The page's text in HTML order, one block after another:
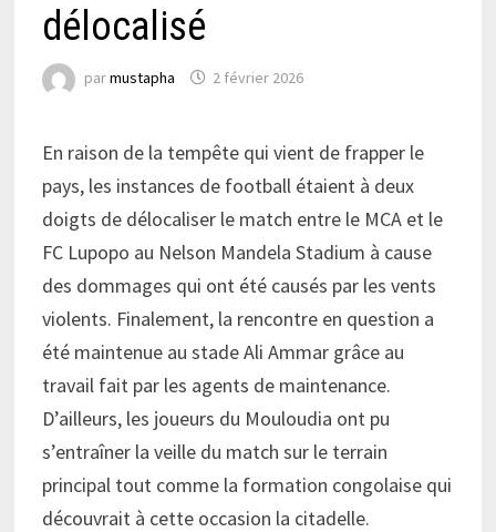
délocalisé
parmustapha 2 février 2026
En raison de la tempête qui vient de frapper le
pays, les instances de football étaient à deux
doigts de délocaliser le match entre le MCA et le
FC Lupopo au Nelson Mandela Stadium à cause
des dommages qui ont été causés par les vents
violents. Finalement, la rencontre en question a
été maintenue au stade Ali Ammar grâce au
travail fait par les agents de maintenance.
D’ailleurs, les joueurs du Mouloudia ont pu
s’entraîner la veille du match sur le terrain
principal tout comme la formation congolaise qui
découvrait à cette occasion la citadelle.